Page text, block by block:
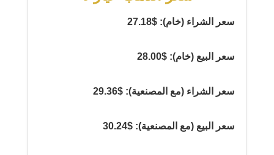
سعر الشراء (خام): $27.18
سعر البيع (خام): $28.00
سعر الشراء (مع المصنعية): $29.36
سعر البيع (مع المصنعية): $30.24